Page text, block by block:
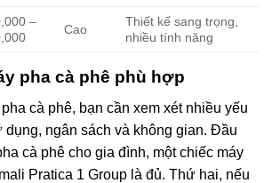
–
Cao
Thiết kế sang trọng,
nhiều tính năng
pha cà phê phù hợp
cà phê, bạn cần xem xét nhiều yếu
dụng, ngân sách và không gian. Đầu
cà phê cho gia đình, một chiếc máy
Pratica 1 Group là đủ. Thứ hai, nếu